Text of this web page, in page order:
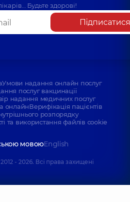
Будьте здорові!
Підписатися
Умови надання онлайн послуг
послуг вакцинації
надання медичних послуг
онлайнВерифікація пацієнтів
розпорядку
та використання файлів cookie
мовоюEnglish
- 2026. Всі права захищені